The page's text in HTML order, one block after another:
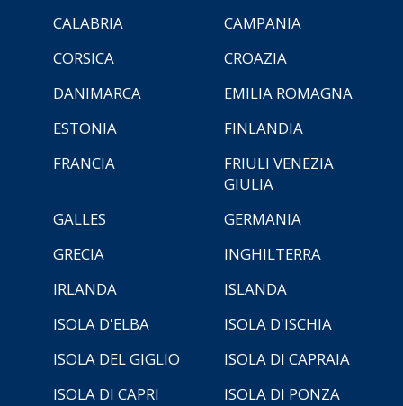
CALABRIA
CAMPANIA
CORSICA
CROAZIA
DANIMARCA
EMILIA ROMAGNA
ESTONIA
FINLANDIA
FRANCIA
FRIULI VENEZIA
GIULIA
GALLES
GERMANIA
GRECIA
INGHILTERRA
IRLANDA
ISLANDA
ISOLA D'ELBA
ISOLA D'ISCHIA
ISOLA DEL GIGLIO
ISOLA DI CAPRAIA
ISOLA DI CAPRI
ISOLA DI PONZA